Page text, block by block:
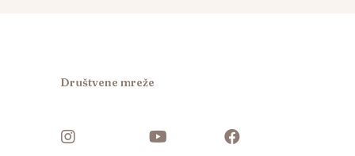
Društvene mreže